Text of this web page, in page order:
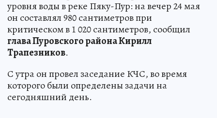
уровня воды в реке Пяку-Пур: на вечер 24 мая
он составлял 980 сантиметров при
критическом в 1 020 сантиметров, сообщил
глава Пуровского района Кирилл
Трапезников.
С утра он провел заседание КЧС, во время
которого были определены задачи на
сегодняшний день.